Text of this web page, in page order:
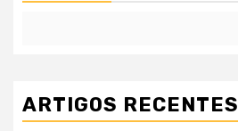
ARTIGOS RECENTES